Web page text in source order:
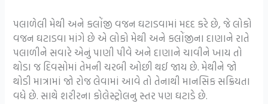
પલાળેલી મેથી અને કલોંજી વજન ઘટાડવામાં મદદ કરે છે, જે લોકો
વજન ઘટાડવા માંગે છે એ લોકો મેથી અને કલોંજીના દાણાને રાતે
પલાળીને સવારે એનું પાણી પીવે અને દાણાને ચાવીને ખાય તો
થોડા જ દિવસોમાં તેમની ચરબી ઓછી થઈ જાય છે. મેથીને જો
થોડી માત્રામાં જો રોજ લેવામાં આવે તો તેનાથી માનસિક સક્રિયતા
વધે છે. સાથે શરીરના કોલેસ્ટ્રોલનુ સ્તર પણ ઘટાડે છે.